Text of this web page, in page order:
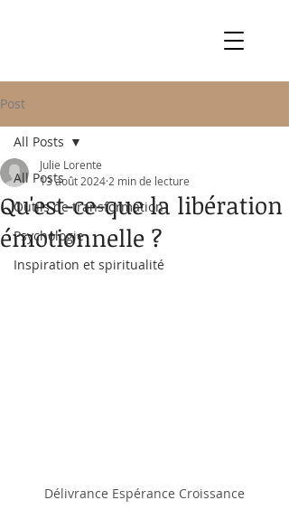
Post
All Posts
Outils de transformation
Psychologie
Inspiration et spiritualité
All Posts
Qu'est-ce-que la libération
émotionnelle ?
Julie Lorente
13 août 2024 2 min de lecture
Délivrance Espérance Croissance